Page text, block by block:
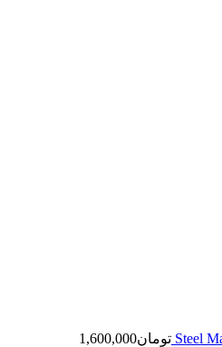
تومان1,600,000